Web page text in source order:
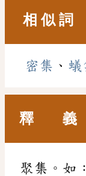
相 似 詞
密集 、 蟻
釋 義
聚集。如